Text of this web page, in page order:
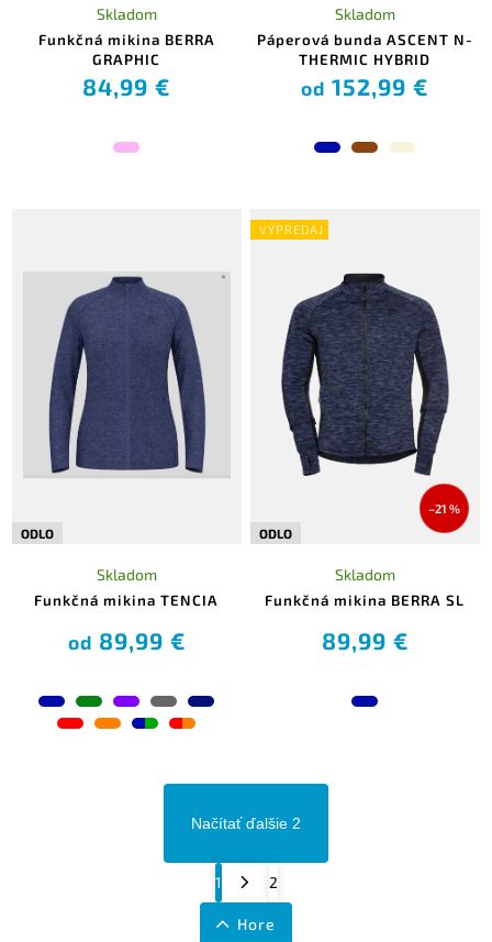
Funkčná mikina BERRA
GRAPHIC
Skladom
84,99 €
Páperová bunda ASCENT N-
THERMIC HYBRID
Skladom
od 152,99 €
ODLO
Funkčná mikina TENCIA
Skladom
od 89,99 €
VÝPREDAJ
–21 %
ODLO
Funkčná mikina BERRA SL
Skladom
89,99 €
Načítať ďalšie 2
1 2
Hore